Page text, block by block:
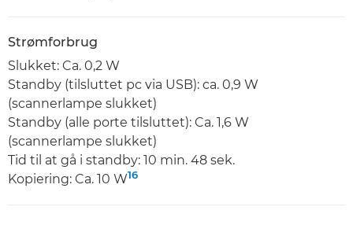
Strømforbrug
Slukket: Ca. 0,2 W
Standby (tilsluttet pc via USB): ca. 0,9 W
(scannerlampe slukket)
Standby (alle porte tilsluttet): Ca. 1,6 W
(scannerlampe slukket)
Tid til at gå i standby: 10 min. 48 sek.
Kopiering: Ca. 10 W16